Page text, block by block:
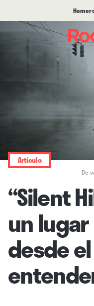
De
Artículo
“Silent
un
desde